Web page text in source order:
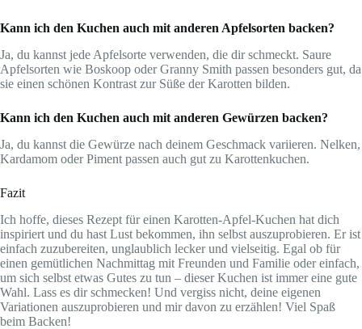
Kann ich den Kuchen auch mit anderen Apfelsorten backen?
Ja, du kannst jede Apfelsorte verwenden, die dir schmeckt. Saure
Apfelsorten wie Boskoop oder Granny Smith passen besonders gut, da
sie einen schönen Kontrast zur Süße der Karotten bilden.
Kann ich den Kuchen auch mit anderen Gewürzen backen?
Ja, du kannst die Gewürze nach deinem Geschmack variieren. Nelken,
Kardamom oder Piment passen auch gut zu Karottenkuchen.
Fazit
Ich hoffe, dieses Rezept für einen Karotten-Apfel-Kuchen hat dich
inspiriert und du hast Lust bekommen, ihn selbst auszuprobieren. Er ist
einfach zuzubereiten, unglaublich lecker und vielseitig. Egal ob für
einen gemütlichen Nachmittag mit Freunden und Familie oder einfach,
um sich selbst etwas Gutes zu tun – dieser Kuchen ist immer eine gute
Wahl. Lass es dir schmecken! Und vergiss nicht, deine eigenen
Variationen auszuprobieren und mir davon zu erzählen! Viel Spaß
beim Backen!